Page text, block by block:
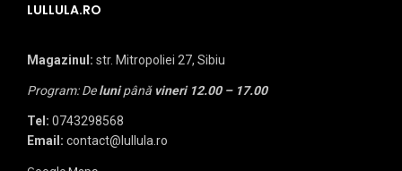
LULLULA.RO
Magazinul: str. Mitropoliei 27, Sibiu
Program: Delunipână vineri 12.00 – 17.00
Tel: 0743298568
Email: contact@lullula.ro